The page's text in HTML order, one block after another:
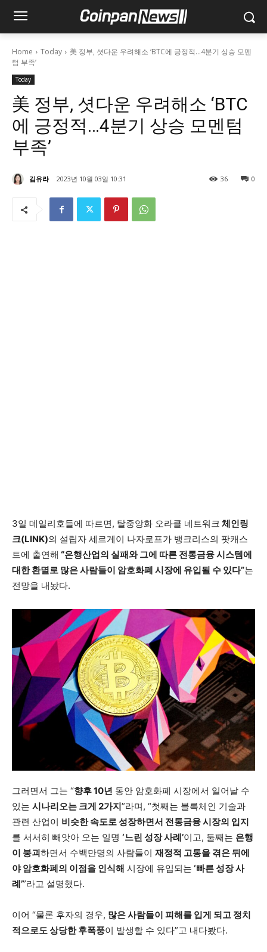
Home Today
美 정부, 셧다운 우려해소 ‘BTC에 긍정적…4분기 상승 모멘
텀 부족’
Today
美 정부, 셧다운 우려해소 ‘BTC
에 긍정적…4분기 상승 모멘텀
부족’
김유라 2023년 10월 03일 10:31 0
36
3일 데일리호들에 따르면, 탈중앙화 오라클 네트워크 체인링
크(LINK)의 설립자 세르게이 나자로프가 뱅크리스의 팟캐스
트에 출연해 “은행산업의 실패와 그에 따른 전통금융 시스템에
대한 환멸로 많은 사람들이 암호화폐 시장에 유입될 수 있다”는
전망을 내놨다.
그러면서 그는 “향후 10년 동안 암호화폐 시장에서 일어날 수
있는 시나리오는 크게 2가지”라며, “첫째는 블록체인 기술과
관련 산업이 비슷한 속도로 성장하면서 전통금융 시장의 입지
를 서서히 빼앗아 오는 일명 ‘느린 성장 사례’이고, 둘째는 은행
이 붕괴하면서 수백만명의 사람들이 재정적 고통을 겪은 뒤에
야 암호화폐의 이점을 인식해 시장에 유입되는 ‘빠른 성장 사
례’”라고 설명했다.
이어 “물론 후자의 경우, 많은 사람들이 피해를 입게 되고 정치
적으로도 상당한 후폭풍이 발생할 수 있다”고 내다봤다.